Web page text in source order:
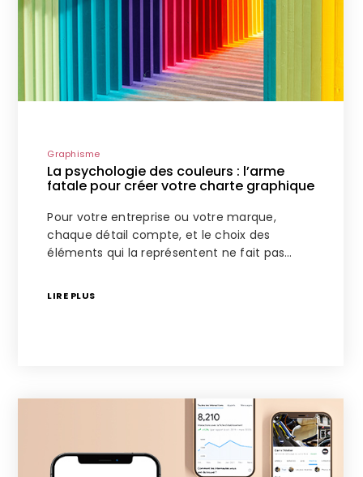
Graphisme
La psychologie des couleurs : l’arme
fatale pour créer votre charte graphique
Pour votre entreprise ou votre marque,
chaque détail compte, et le choix des
éléments qui la représentent ne fait pas…
LIRE PLUS